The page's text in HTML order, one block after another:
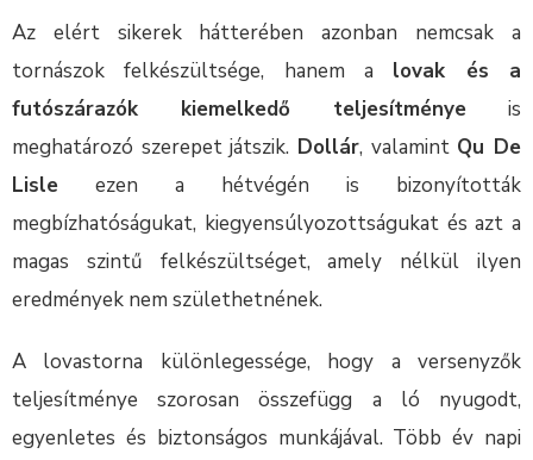
Az elért sikerek hátterében azonban nemcsak a
tornászok felkészültsége, hanem a lovak és a
futószárazók kiemelkedő teljesítménye is
meghatározó szerepet játszik. Dollár, valamint Qu De
Lisle ezen a hétvégén is bizonyították
megbízhatóságukat, kiegyensúlyozottságukat és azt a
magas szintű felkészültséget, amely nélkül ilyen
eredmények nem születhetnének.
A lovastorna különlegessége, hogy a versenyzők
teljesítménye szorosan összefügg a ló nyugodt,
egyenletes és biztonságos munkájával. Több év napi